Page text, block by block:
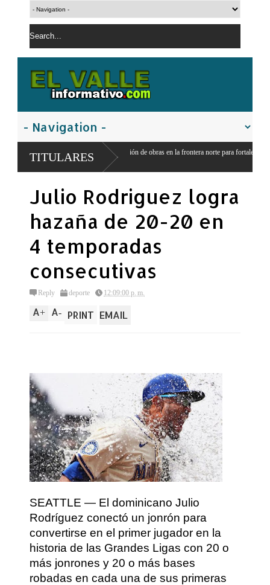
TITULARES
inicia construcción de obras en la frontera norte para fortalecer la
Julio Rodriguez logra
hazaña de 20-20 en
4 temporadas
consecutivas
Reply deporte 12:09:00 p. m.
A+ A- PRINT EMAIL
SEATTLE — El dominicano Julio
Rodríguez conectó un jonrón para
convertirse en el primer jugador en la
historia de las Grandes Ligas con 20 o
más jonrones y 20 o más bases
robadas en cada una de sus primeras